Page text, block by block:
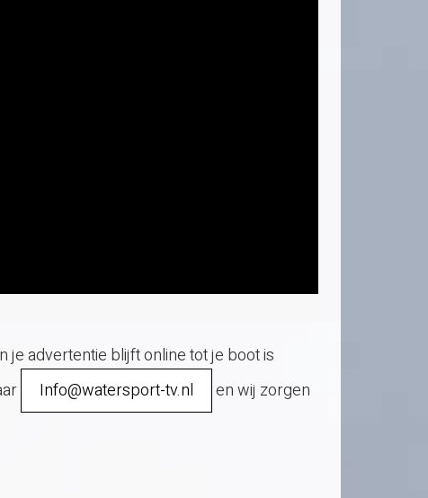
je advertentie blijft online tot je boot is
Info@watersport-tv.nl
en wij zorgen